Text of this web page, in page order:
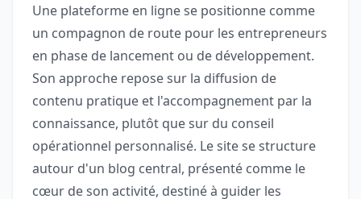
Une plateforme en ligne se positionne comme
un compagnon de route pour les entrepreneurs
en phase de lancement ou de développement.
Son approche repose sur la diffusion de
contenu pratique et l'accompagnement par la
connaissance, plutôt que sur du conseil
opérationnel personnalisé. Le site se structure
autour d'un blog central, présenté comme le
cœur de son activité, destiné à guider les